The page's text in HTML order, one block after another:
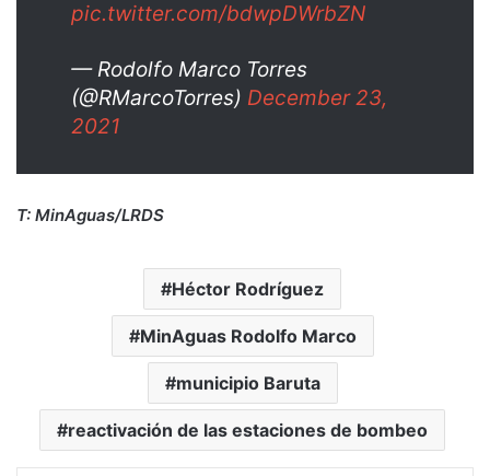
pic.twitter.com/bdwpDWrbZN
— Rodolfo Marco Torres
(@RMarcoTorres) December 23,
2021
T: MinAguas/LRDS
Héctor Rodríguez
MinAguas Rodolfo Marco
municipio Baruta
reactivación de las estaciones de bombeo